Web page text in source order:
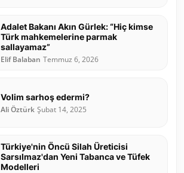
Adalet Bakanı Akın Gürlek: “Hiç kimse
Türk mahkemelerine parmak
sallayamaz”
Elif Balaban Temmuz 6, 2026
Volim sarhoş edermi?
Ali Öztürk Şubat 14, 2025
Türkiye'nin Öncü Silah Üreticisi
Sarsılmaz'dan Yeni Tabanca ve Tüfek
Modelleri